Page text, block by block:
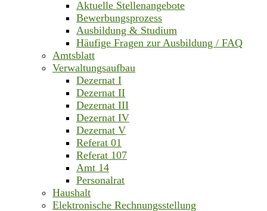
Aktuelle Stellenangebote
Bewerbungsprozess
Ausbildung & Studium
Häufige Fragen zur Ausbildung / FAQ
Amtsblatt
Verwaltungsaufbau
Dezernat I
Dezernat II
Dezernat III
Dezernat IV
Dezernat V
Referat 01
Referat 107
Amt 14
Personalrat
Haushalt
Elektronische Rechnungsstellung